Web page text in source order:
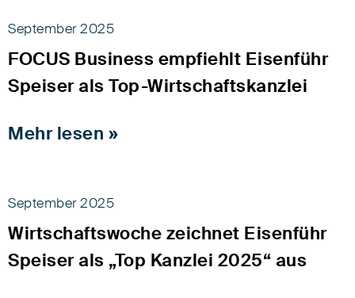
September 2025
FOCUS Business empfiehlt Eisenführ
Speiser als Top-Wirtschaftskanzlei
Mehr lesen »
September 2025
Wirtschaftswoche zeichnet Eisenführ
Speiser als „Top Kanzlei 2025“ aus